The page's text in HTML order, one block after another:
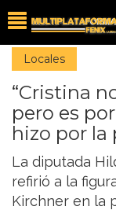
Locales
“Cristina
pero es
hizo por la
La diputada
refirió a la
Kirchner en la